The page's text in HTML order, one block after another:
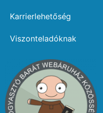
Karrierlehetőség
Viszonteladóknak